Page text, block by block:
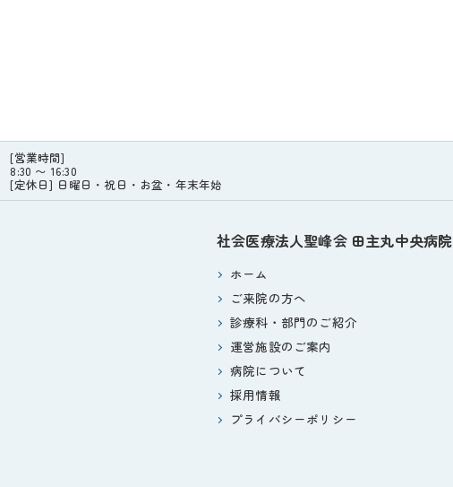
[営業時間]
8:30 〜 16:30
[定休日] 日曜日・祝日・お盆・年末年始
社会医療法人聖峰会 田主丸中央病院
ホーム
ご来院の方へ
診療科・部門のご紹介
運営施設のご案内
病院について
採用情報
プライバシーポリシー